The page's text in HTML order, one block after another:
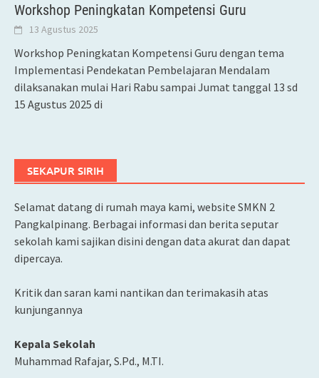
Workshop Peningkatan Kompetensi Guru
13 Agustus 2025
Workshop Peningkatan Kompetensi Guru dengan tema
Implementasi Pendekatan Pembelajaran Mendalam
dilaksanakan mulai Hari Rabu sampai Jumat tanggal 13 sd
15 Agustus 2025 di
SEKAPUR SIRIH
Selamat datang di rumah maya kami, website SMKN 2
Pangkalpinang. Berbagai informasi dan berita seputar
sekolah kami sajikan disini dengan data akurat dan dapat
dipercaya.
Kritik dan saran kami nantikan dan terimakasih atas
kunjungannya
Kepala Sekolah
Muhammad Rafajar, S.Pd., M.TI.